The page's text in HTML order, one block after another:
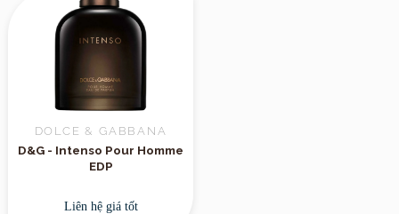
DOLCE & GABBANA
D&G - Intenso Pour Homme
EDP
Liên hệ giá tốt